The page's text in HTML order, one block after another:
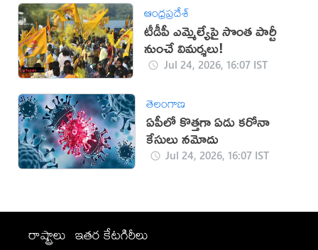
ఆంధ్రప్రదేశ్
టీడీపీ ఎమ్మెల్యేపై సొంత పార్టీ
నుంచే విమర్శలు!
Jul 24, 2026, 16:07 IST
తెలంగాణ
ఏపీలో కొత్తగా ఏడు కరోనా
కేసులు నమోదు
Jul 24, 2026, 16:07 IST
రాష్ట్రాలు ఇతర కేటగిరీలు